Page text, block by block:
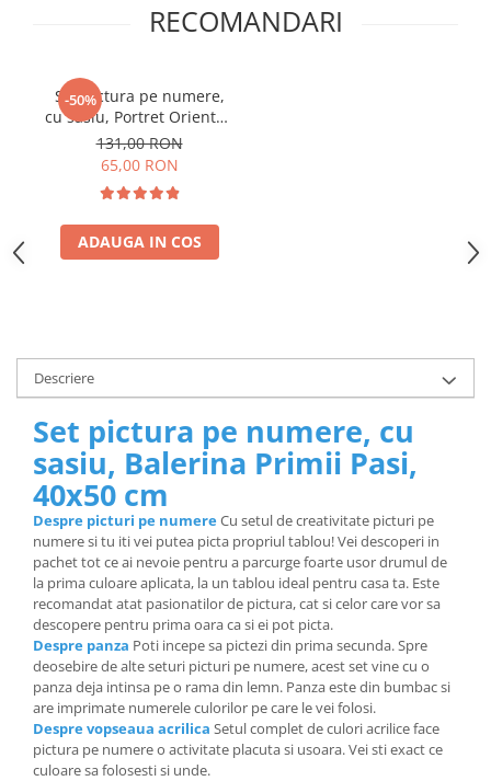
RECOMANDARI
-50%
Set pictura pe numere,
cu sasiu, Portret Oriental,
40x50 cm
131,00 RON
65,00 RON
ADAUGA IN COS
Descriere
Set pictura pe numere, cu
sasiu, Balerina Primii Pasi,
40x50 cm
Despre picturi pe numereCu setul de creativitate picturi pe
numere si tu iti vei putea picta propriul tablou! Vei descoperi in
pachet tot ce ai nevoie pentru a parcurge foarte usor drumul de
la prima culoare aplicata, la un tablou ideal pentru casa ta. Este
recomandat atat pasionatilor de pictura, cat si celor care vor sa
descopere pentru prima oara ca si ei pot picta.
Despre panza Poti incepe sa pictezi din prima secunda. Spre
deosebire de alte seturi picturi pe numere, acest set vine cu o
panza deja intinsa pe o rama din lemn. Panza este din bumbac si
are imprimate numerele culorilor pe care le vei folosi.
Despre vopseaua acrilica Setul complet de culori acrilice face
pictura pe numere o activitate placuta si usoara. Vei sti exact ce
culoare sa folosesti si unde.